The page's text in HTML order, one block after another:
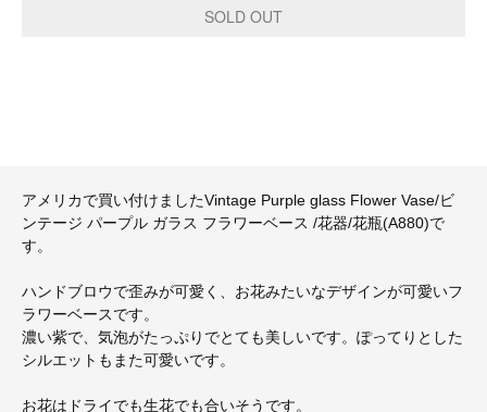
アメリカで買い付けましたVintage Purple glass Flower Vase/ビ
ンテージ パープル ガラス フラワーベース /花器/花瓶(A880)で
す。
ハンドブロウで歪みが可愛く、お花みたいなデザインが可愛いフ
ラワーベースです。
濃い紫で、気泡がたっぷりでとても美しいです。ぽってりとした
シルエットもまた可愛いです。
お花はドライでも生花でも合いそうです。